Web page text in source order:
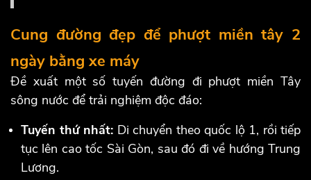
Cung đường đẹp để phượt miền tây 2
ngày bằng xe máy
Đề xuất một số tuyến đường đi phượt miền Tây
sông nước để trải nghiệm độc đáo:
Tuyến thứ nhất: Di chuyển theo quốc lộ 1, rồi tiếp
tục lên cao tốc Sài Gòn, sau đó đi về hướng Trung
Lương.